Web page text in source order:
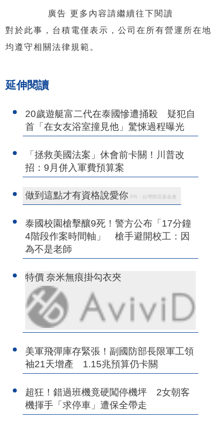
廣告 更多內容請繼續往下閱讀
對於此事，台積電僅表示，公司在所有營運所在地
均遵守相關法律規範。
延伸閱讀
20歲遊艇富二代在泰國慘遭捅殺 疑犯自
首「在女友浴室撞見他」驚悚過程曝光
「拯救美國法案」休會前卡關！川普改
招：9月併入軍費預算案
做到這點才有資格說愛你 PR・台灣癌症基金會
泰國校園槍擊釀9死！警方公布「17分鐘
4階段作案時間軸」 槍手避開校工：因
為不是老師
特價 奈米無痕掛勾衣夾
美軍飛彈庫存緊張！副國防部長限軍工領
袖21天增產 1.15兆預算仍卡關
超狂！錯過班機竟硬闖停機坪 2女朝客
機揮手「求停車」遭保全帶走